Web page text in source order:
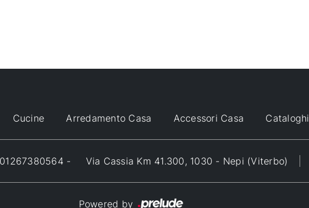
Cucine Arredamento Casa Accessori Casa Cataloghi
- Via Cassia Km 41.300, 1030 - Nepi (Viterbo)
Powered by